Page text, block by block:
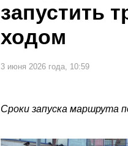
запустить
ходом
3 июня 2026 года, 10:59
Сроки запуска маршрута